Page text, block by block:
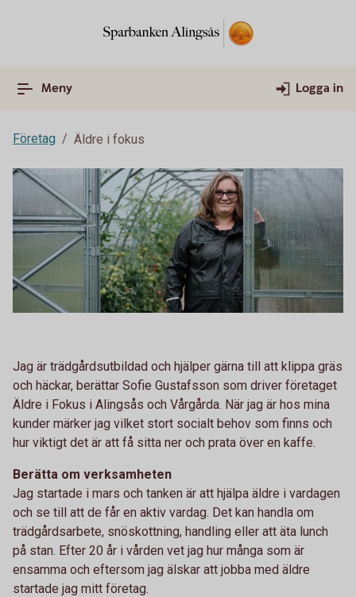
Meny Logga in
Företag Äldre i fokus
Jag är trädgårdsutbildad och hjälper gärna till att klippa gräs
och häckar, berättar Sofie Gustafsson som driver företaget
Äldre i Fokus i Alingsås och Vårgårda. När jag är hos mina
kunder märker jag vilket stort socialt behov som finns och
hur viktigt det är att få sitta ner och prata över en kaffe.
Berätta om verksamheten
Jag startade i mars och tanken är att hjälpa äldre i vardagen
och se till att de får en aktiv vardag. Det kan handla om
trädgårdsarbete, snöskottning, handling eller att äta lunch
på stan. Efter 20 år i vården vet jag hur många som är
ensamma och eftersom jag älskar att jobba med äldre
startade jag mitt företag.